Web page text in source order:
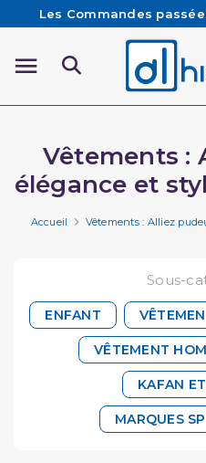
Les Commandes
sont préparées et
Besoin d'aide ?
Livraison offerte à
Vêtements :
élégance et
Accueil Vêtements : Alliez
Sous-
ENFANT
VÊTEMENT
KAFAN
MARQUES